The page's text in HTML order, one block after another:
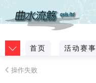
首页 活动赛事
操作失败